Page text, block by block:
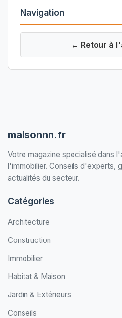
Navigation
← Retour à
maisonnn.fr
Votre magazine spécialisé dans
l'immobilier. Conseils d'experts,
actualités du secteur.
Catégories
Architecture
Construction
Immobilier
Habitat & Maison
Jardin & Extérieurs
Conseils